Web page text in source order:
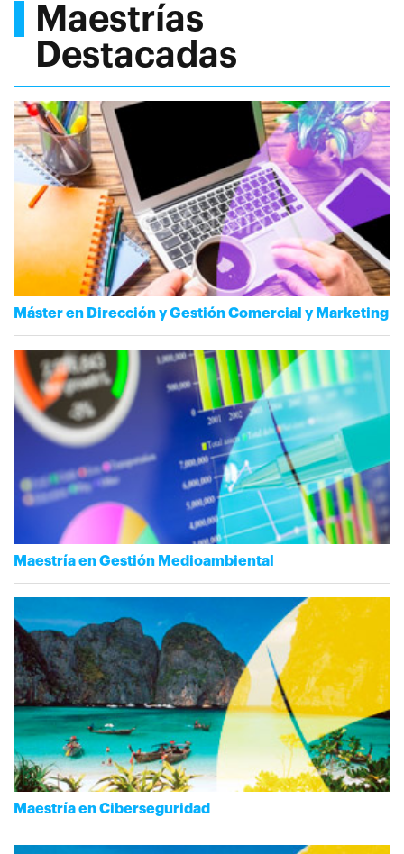
Maestrías
Destacadas
Máster en Dirección y Gestión Comercial y Marketing
Maestría en Gestión Medioambiental
Maestría en Ciberseguridad